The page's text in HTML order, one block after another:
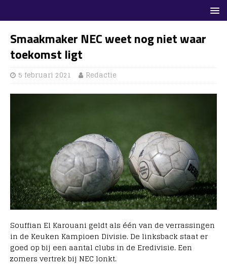
Smaakmaker NEC weet nog niet waar
toekomst ligt
5 februari 2021 Redactie
Souffian El Karouani geldt als één van de verrassingen
in de Keuken Kampioen Divisie. De linksback staat er
goed op bij een aantal clubs in de Eredivisie. Een
zomers vertrek bij NEC lonkt.